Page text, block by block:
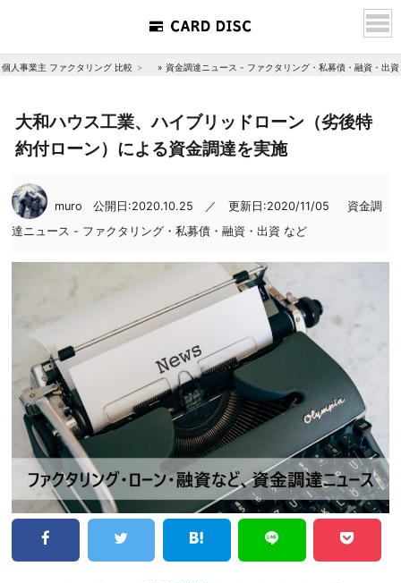
個人事業主 ファクタリング 比較 » 資金調達ニュース - ファクタリング・私募債・融資・出
大和ハウス工業、ハイブリッドローン（劣後特
約付ローン）による資金調達を実施
muro 公開日:2020.10.25 ／ 更新日:2020/11/05
資金調
達ニュース - ファクタリング・私募債・融資・出資 など